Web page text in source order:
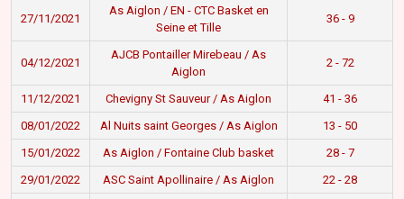
27/11/2021
As Aiglon / EN - CTC Basket en
Seine et Tille
36 - 9
04/12/2021
AJCB Pontailler Mirebeau / As
Aiglon
2 - 72
11/12/2021 Chevigny St Sauveur / As Aiglon
41 - 36
08/01/2022
Al Nuits saint Georges / As Aiglon
13 - 50
15/01/2022
As Aiglon / Fontaine Club basket
28 - 7
29/01/2022
ASC Saint Apollinaire / As Aiglon 22 - 28